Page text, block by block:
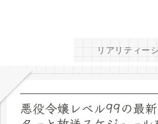
リアリティー
悪役令嬢レベル99の最